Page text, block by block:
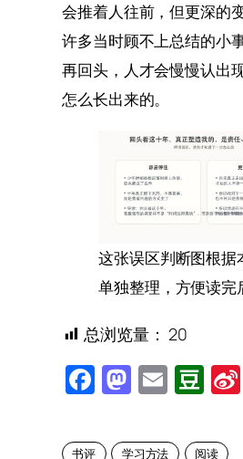
会推着人往前，但更深的
许多当时顾不上总结的小
再回头，人才会慢慢认出
怎么长出来的。
这张误区判断图根据
单独整理，方便读完
总浏览量： 20
Facebook
Email
书评 学习方法 阅读